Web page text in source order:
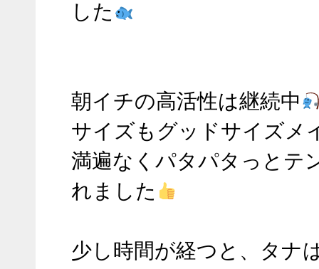
た
朝イチの高活性は継続中
サイズもグッドサイズメ
遍なくパタパタっとテン
した
少し時間が経つと、タナ